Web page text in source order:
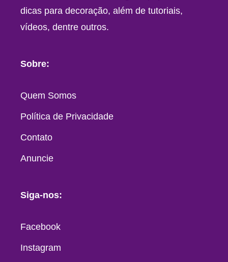
dicas para decoração, além de tutoriais,
vídeos, dentre outros.
Sobre:
Quem Somos
Política de Privacidade
Contato
Anuncie
Siga-nos:
Facebook
Instagram